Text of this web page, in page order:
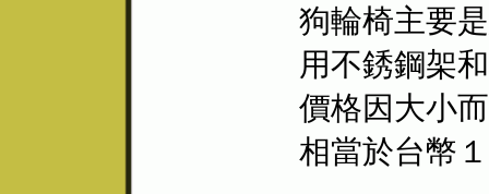
狗輪椅主要
用不銹鋼架
價格因大小
相當於台幣